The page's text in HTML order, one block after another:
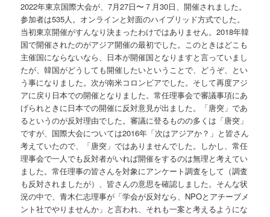
2022年東京国際大会が、7月27日〜７月30日、開催されました。
参加者は535人。オンラインと対面のハイブリッド方式でした。
当初東京開催がすんなり決まったわけではありません。2018年韓
国で開催されたのがアジア開催の最初でした。このときはどこも
主催国にならないなら、日本が開催国となりますと言っていまし
たが、韓国がどうしても開催したいということで、どうぞ、とい
う事になりました。次が南米コロンビアでした。そして再度アジ
アに戻り日本での開催となりました。常任理事会で審議事項にあ
げられときに日本での開催に反対意見が出ました。「唐突」であ
るというのが反対理由でした。審議に登るものの多くは「唐突」
ですが、国際大会については2016年「次はアジアか？」と皆さん
考えていたので、「唐突」ではありませんでした。しかし、常任
理事会で一人でも反対者がいれば開催をするのは無理と考えてい
ました。常任理事の皆さんを対象にアンケート調査をして（調査
も反対されましたが）、皆さんの意思を確認しました。そんな状
況の中で、青木仁志理事が「学会が反対なら、NPOとアチーブメ
ント社でやりませんか」と言われ、それも一案と考えるようにな